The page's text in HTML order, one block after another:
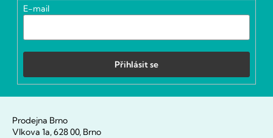
E-mail
Přihlásit se
Prodejna Brno
Vlkova 1a, 628 00, Brno